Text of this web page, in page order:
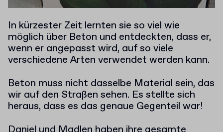
In kürzester Zeit lernten sie so viel wie
möglich über Beton und entdeckten, dass er,
wenn er angepasst wird, auf so viele
verschiedene Arten verwendet werden kann.
Beton muss nicht dasselbe Material sein, das
wir auf den Straßen sehen. Es stellte sich
heraus, dass es das genaue Gegenteil war!